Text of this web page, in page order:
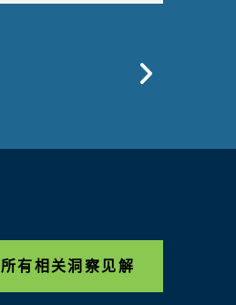
所有相关洞察见解